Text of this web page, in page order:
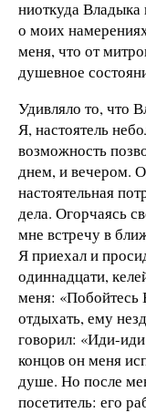
ниоткуда Владыка
о моих
меня, что от
душевное
Удивляло то, что
Я, настоятель
возможность
днем, и вечером.
настоятельная
дела. Огорчаясь
мне встречу в
Я приехал и
одиннадцати,
меня:
отдыхать, ему
говорил: «Иди-
концов он меня
душе. Но после
посетитель: его